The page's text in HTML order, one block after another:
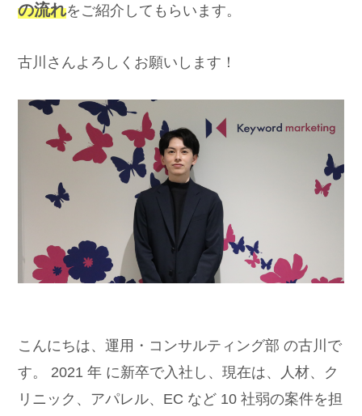
の流れをご紹介してもらいます。
古川さんよろしくお願いします！
こんにちは、運用・コンサルティング部 の古川で
す。 2021 年 に新卒で入社し、現在は、人材、ク
リニック、アパレル、EC など 10 社弱の案件を担